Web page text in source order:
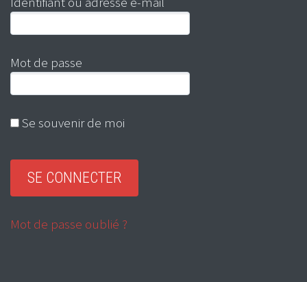
Mot de passe
Se souvenir de moi
Mot de passe oublié ?